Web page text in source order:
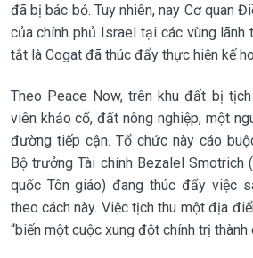
đã bị bác bỏ. Tuy nhiên, nay Cơ quan
của chính phủ Israel tại các vùng lãnh
tắt là Cogat đã thúc đẩy thực hiện kế
Theo Peace Now, trên khu đất bị
viên khảo cổ, đất nông nghiệp, một
đường tiếp cận. Tổ chức này cáo
Bộ trưởng Tài chính Bezalel Smotrich
quốc Tôn giáo) đang thúc đẩy việc
theo cách này. Việc tịch thu một địa
“biến một cuộc xung đột chính trị thành